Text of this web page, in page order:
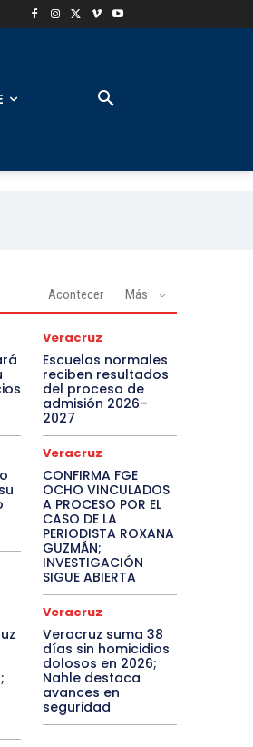
Acontecer Más
Veracruz
Escuelas normales
reciben resultados
del proceso de
admisión 2026–
2027
Veracruz
CONFIRMA FGE
OCHO VINCULADOS
A PROCESO POR EL
CASO DE LA
PERIODISTA ROXANA
GUZMÁN;
INVESTIGACIÓN
SIGUE ABIERTA
Veracruz
Veracruz suma 38
días sin homicidios
dolosos en 2026;
Nahle destaca
avances en
seguridad